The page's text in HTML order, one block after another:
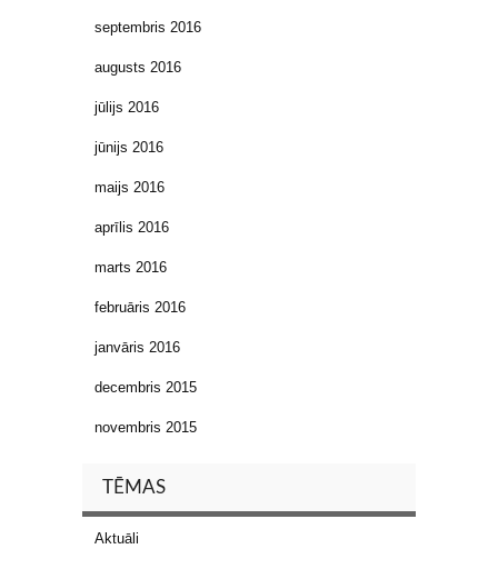
septembris 2016
augusts 2016
jūlijs 2016
jūnijs 2016
maijs 2016
aprīlis 2016
marts 2016
februāris 2016
janvāris 2016
decembris 2015
novembris 2015
TĒMAS
Aktuāli